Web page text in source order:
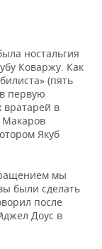
ностальгия
Коваржу. Как
(пять
первую
вратарей в
Макаров
Якуб
мы
были сделать
после
Доус в